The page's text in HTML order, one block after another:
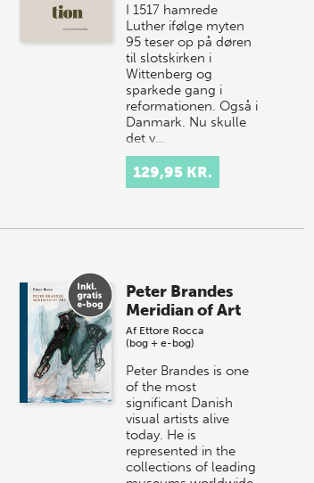
I 1517 hamrede
Luther ifølge myten
95 teser op på døren
til slotskirken i
Wittenberg og
sparkede gang i
reformationen. Også i
Danmark. Nu skulle
det v…
129,95 KR.
Peter Brandes
Meridian of Art
Af Ettore Rocca
(bog + e-bog)
Peter Brandes is one
of the most
significant Danish
visual artists alive
today. He is
represented in the
collections of leading